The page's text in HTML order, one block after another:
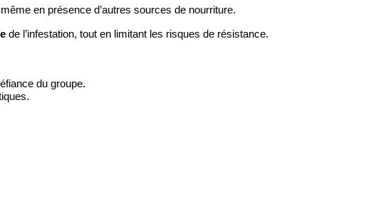
en présence d’autres sources de nourriture.
de l’infestation, tout en limitant les risques de résistance.
du groupe.